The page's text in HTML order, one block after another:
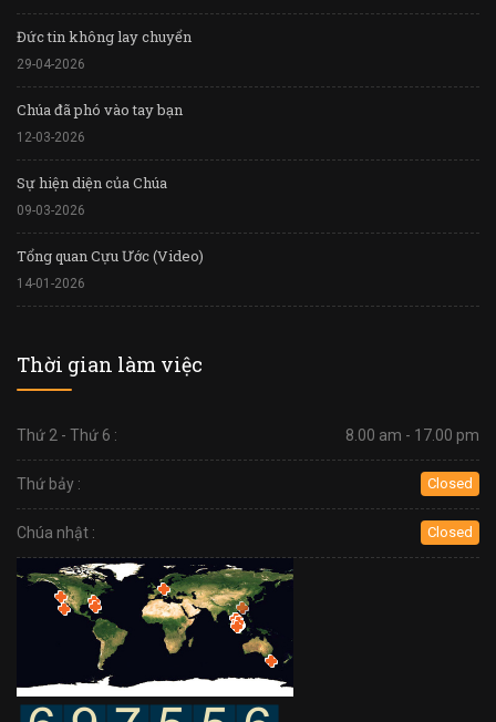
Đức tin không lay chuyển
29-04-2026
Chúa đã phó vào tay bạn
12-03-2026
Sự hiện diện của Chúa
09-03-2026
Tổng quan Cựu Ước (Video)
14-01-2026
Thời gian làm việc
Thứ 2 - Thứ 6 : 8.00 am - 17.00 pm
Thứ bảy : Closed
Chúa nhật : Closed